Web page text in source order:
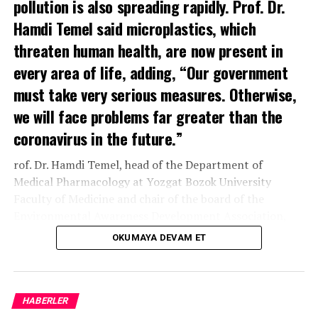
pollution is also spreading rapidly. Prof. Dr.
Hamdi Temel said microplastics, which
threaten human health, are now present in
every area of life, adding, “Our government
must take very serious measures. Otherwise,
we will face problems far greater than the
coronavirus in the future.”
rof. Dr. Hamdi Temel, head of the Department of
Medical Pharmacology at Yozgat Bozok University
has attracted attention with his studies examining
chemicals in PET bottles and research into whether
pollution, its effects on human health and the measures
OKUMAYA DEVAM ET
HABERLER